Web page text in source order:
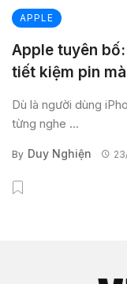
APPLE
Apple tuyên
tiết kiệm pin
Dù là người dùng
từng nghe ...
By Duy Nghiện